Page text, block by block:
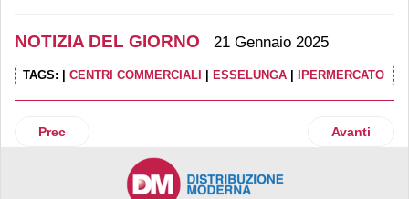
NOTIZIA DEL GIORNO 21 Gennaio 2025
TAGS: CENTRI COMMERCIALI ESSELUNGA IPERMERCATO
Articolo precedente: Coop Alleanza: 10 ipermercati a
Prec Articolo
Avanti